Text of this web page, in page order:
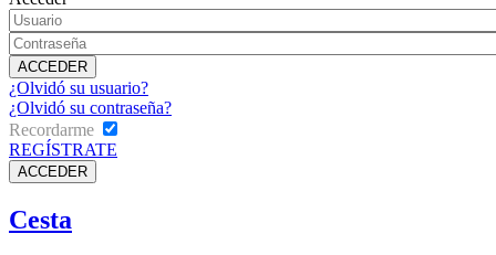
¿Olvidó su usuario?
¿Olvidó su contraseña?
Recordarme
REGÍSTRATE
Cesta